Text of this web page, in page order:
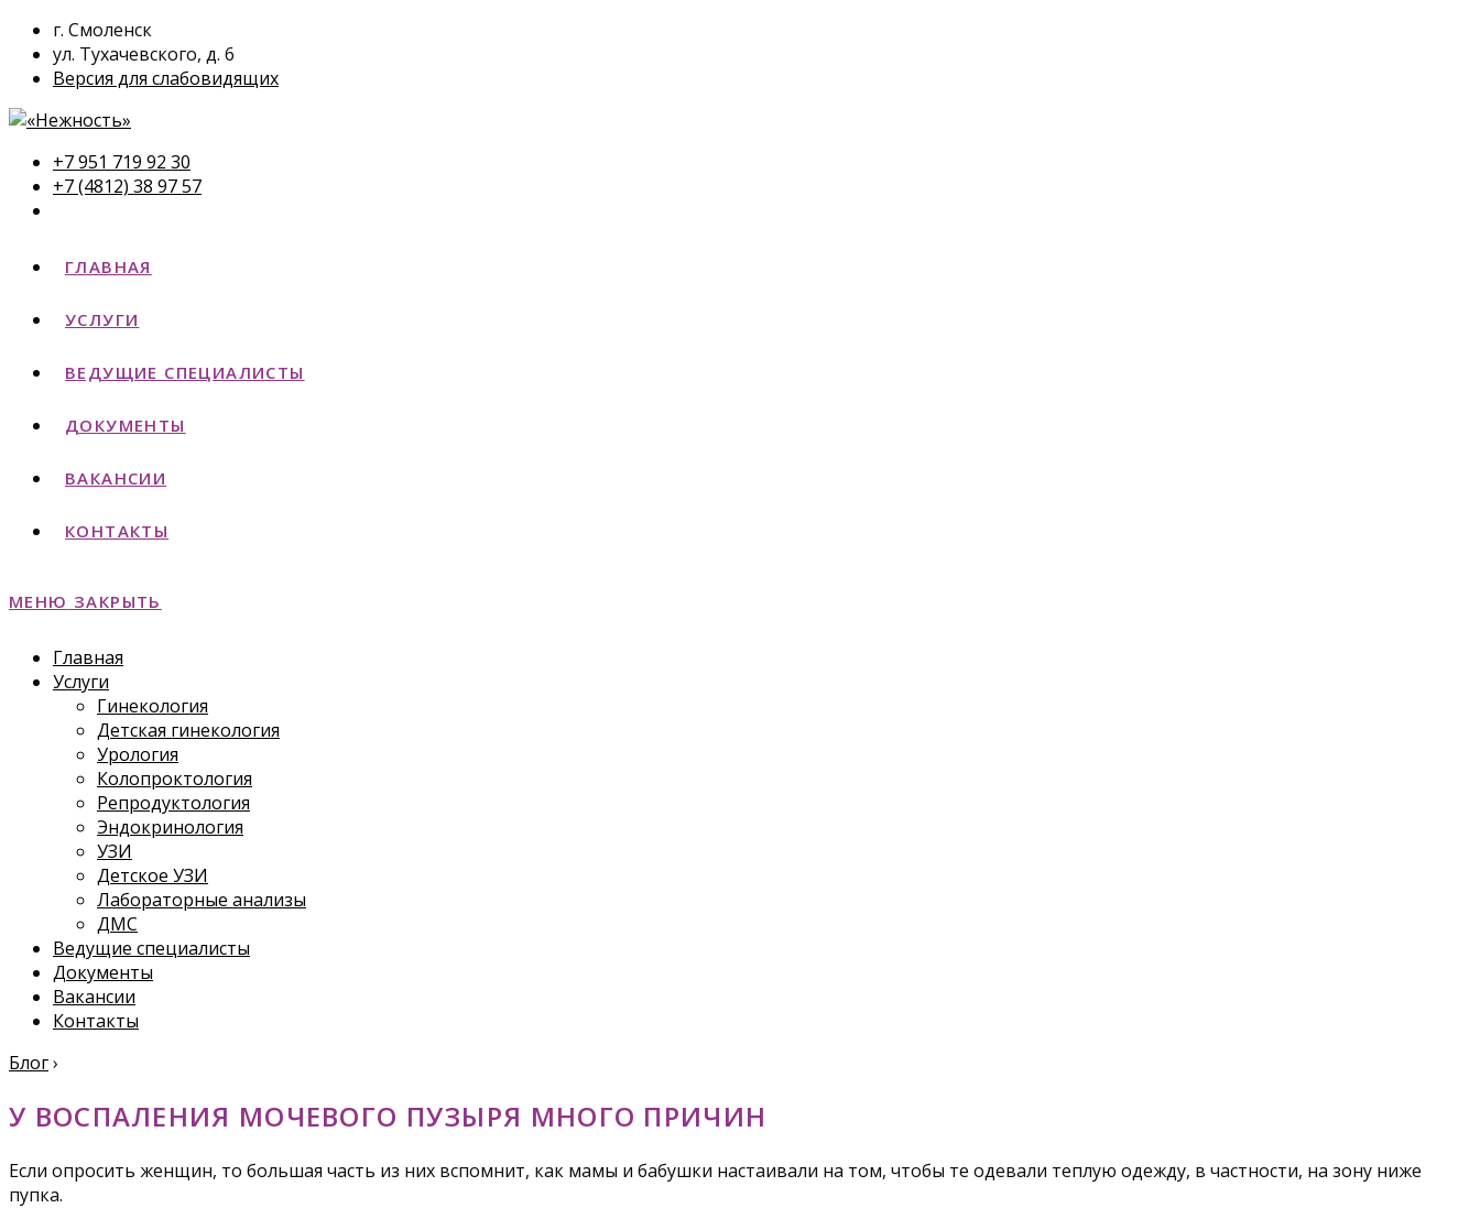
г. Смоленск
ул. Тухачевского, д. 6
Версия для слабовидящих
+7 951 719 92 30
+7 (4812) 38 97 57
ГЛАВНАЯ
УСЛУГИ
ВЕДУЩИЕ СПЕЦИАЛИСТЫ
ДОКУМЕНТЫ
ВАКАНСИИ
КОНТАКТЫ
МЕНЮ ЗАКРЫТЬ
Главная
Услуги
Гинекология
Детская гинекология
Урология
Колопроктология
Репродуктология
Эндокринология
УЗИ
Детское УЗИ
Лабораторные анализы
ДМС
Ведущие специалисты
Документы
Вакансии
Контакты
Блог›
У ВОСПАЛЕНИЯ МОЧЕВОГО ПУЗЫРЯ МНОГО ПРИЧИН
Если опросить женщин, то большая часть из них вспомнит, как мамы и бабушки настаивали на том, чтобы те одевали теплую одежду, в частности, на зону ниже
пупка.